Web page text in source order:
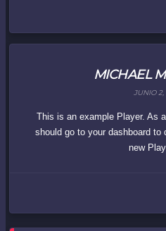
MICHAEL
JUNIO 2,
This is an example Player. As
should go to your dashboard to
new